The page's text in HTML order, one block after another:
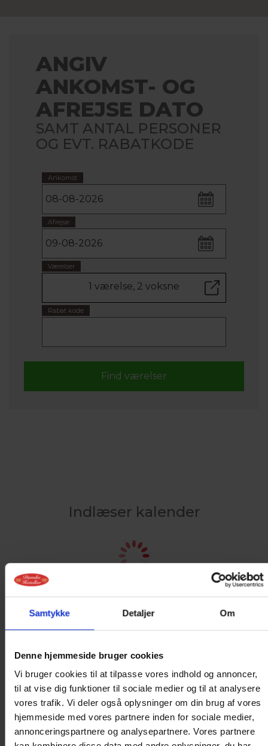
Samtykke Detaljer Om
Denne hjemmeside bruger cookies
Vi bruger cookies til at tilpasse vores indhold og annoncer,
til at vise dig funktioner til sociale medier og til at analysere
vores trafik. Vi deler også oplysninger om din brug af vores
hjemmeside med vores partnere inden for sociale medier,
annonceringspartnere og analysepartnere. Vores partnere
ANGIV
ANKOMST- OG
AFREJSE DATO
SAMT ANTAL PERSONER
OG EVT. RABATKODE
Ankomst
Afrejse
Værelser
1 værelse, 2 voksne
Rabat kode
Indlæser kalender
ONLINE BOOKING
IKKE MULIGT